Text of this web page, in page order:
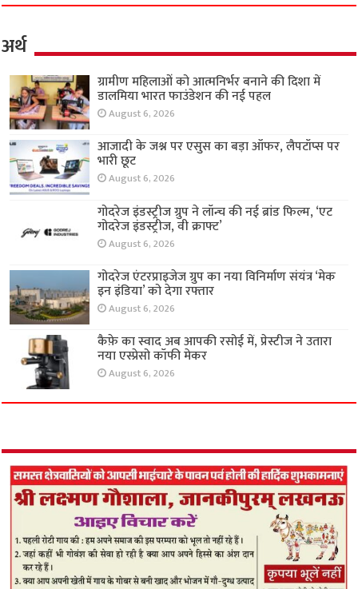
अर्थ
ग्रामीण महिलाओं को आत्मनिर्भर बनाने की दिशा में
डालमिया भारत फाउंडेशन की नई पहल
August 6, 2026
आजादी के जश्न पर एसुस का बड़ा ऑफर, लैपटॉप्स पर
भारी छूट
August 6, 2026
गोदरेज इंडस्ट्रीज ग्रुप ने लॉन्च की नई ब्रांड फिल्म, ‘एट
गोदरेज इंडस्ट्रीज, वी क्राफ्ट’
August 6, 2026
गोदरेज एंटरप्राइजेज ग्रुप का नया विनिर्माण संयंत्र ‘मेक
इन इंडिया’ को देगा रफ्तार
August 6, 2026
कैफ़े का स्वाद अब आपकी रसोई में, प्रेस्टीज ने उतारा
नया एस्प्रेसो कॉफी मेकर
August 6, 2026